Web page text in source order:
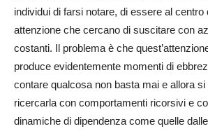
individui di farsi notare, di essere al centro
attenzione che cercano di suscitare con
costanti. Il problema è che
produce evidentemente momenti di
contare qualcosa non basta mai e allora si
ricercarla con comportamenti ricorsivi e
dinamiche di dipendenza come quelle